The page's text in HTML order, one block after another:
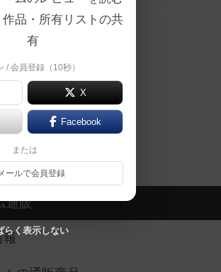
品・所有リストの共
有
/ 会員登録（10秒）
X
Facebook
または
ールで会員登録
らく表示しない
クス
一覧
界コラム
用案内
通販